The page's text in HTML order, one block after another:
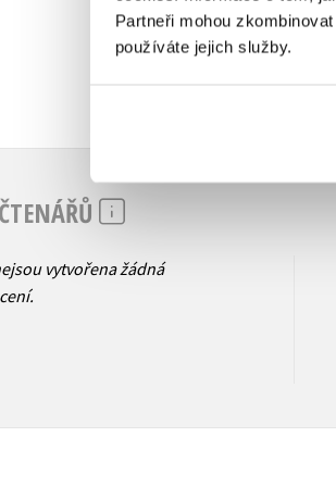
Partneři mohou
používáte jejich služby.
vytvořena žádná